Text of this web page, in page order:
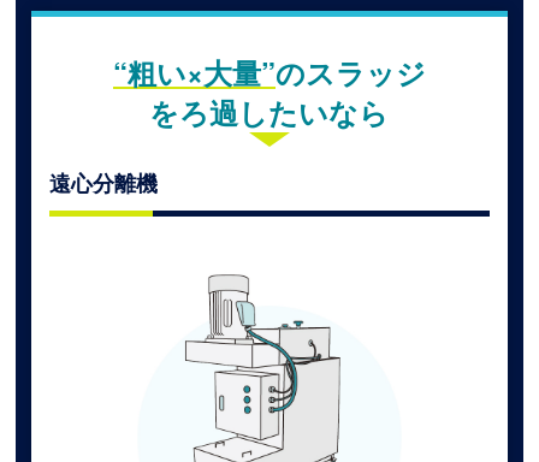
“粗い×大量”のスラッジ
をろ過したいなら
遠心分離機